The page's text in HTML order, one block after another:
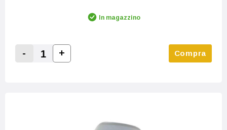
In magazzino
Decrease Quantity:
-
Increase Quantity:
+ Compra